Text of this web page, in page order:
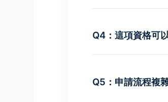
可在名片及電
業 HR 搜尋結
道」。透過我們的
$800 的首次申請費
格。
Q4：這項資格可
有意考取全球超過
IMCHK 會員資歷將
Q5：申請流程複